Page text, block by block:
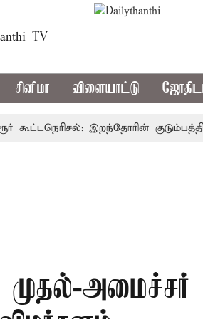
TV
சினிமா விளையாட்டு
இறந்தோரின்
முதல்-